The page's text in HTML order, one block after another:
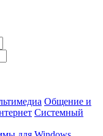
Общение и
Системный